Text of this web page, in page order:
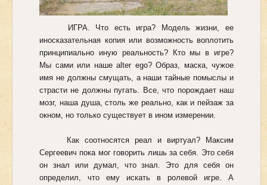
ИГРА. Что есть игра? Модель жизни, ее
иносказательная копия или возможность воплотить
принципиально иную реальность? Кто мы в игре?
Мы сами или наше alter ego? Образ, маска, чужое
имя не должны смущать, а наши тайные помыслы и
страсти не должны пугать. Все, что порождает наш
мозг, наша душа, столь же реально, как и пейзаж за
окном, но только существует в ином измерении.
Как соотносятся реал и виртуал? Максим
Сергеевич пока мог говорить лишь за себя. Это себя
он знал или думал, что знал. Это для себя он
определил, что ему искать в ролевой игре. А